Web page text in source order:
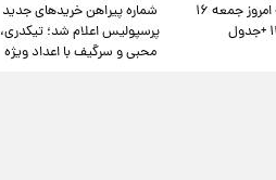
قیمت طلا و سکه امروز جمعه ۱۶
شماره پیراهن خریدهای جدید
پرسپولیس اعلام شد؛ تیکدری،
محبی و سرگیف با اعداد ویژه